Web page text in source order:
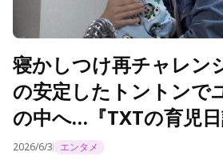
寝かしつけ再チャレン
の安定したトントンで
の中へ…『TXTの育児
2026/6/3 エンタメ